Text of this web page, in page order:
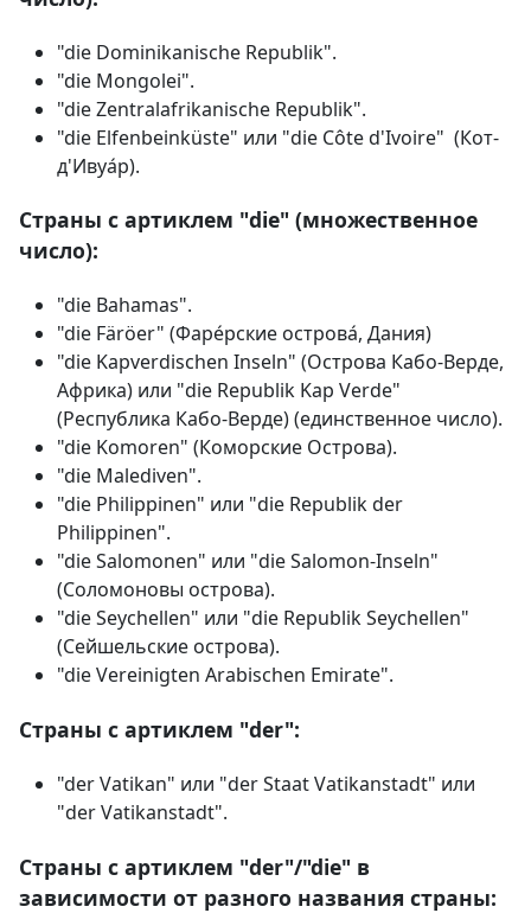
"die Dominikanische Republik".
"die Mongolei".
"die Zentralafrikanische Republik".
"die Elfenbeinküste" или "die Côte d'Ivoire" (Кот-
д'Ивуа́р).
Cтраны с артиклем "die" (множественное
число):
"die Bahamas".
"die Färöer" (Фаре́рские острова́, Дания)
"die Kapverdischen Inseln" (Острова Кабо-Верде,
Африка) или "die Republik Kap Verde"
(Республика Кабо-Верде) (единственное число).
"die Komoren" (Коморские Острова).
"die Malediven".
"die Philippinen" или "die Republik der
Philippinen".
"die Salomonen" или "die Salomon-Inseln"
(Соломоновы острова).
"die Seychellen" или "die Republik Seychellen"
(Сейшельские острова).
"die Vereinigten Arabischen Emirate".
Cтраны с артиклем "der":
"der Vatikan" или "der Staat Vatikanstadt" или
"der Vatikanstadt".
Cтраны с артиклем "der"/"die" в
зависимости от разного названия страны: